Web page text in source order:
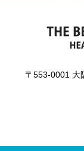
〒553-0001 大